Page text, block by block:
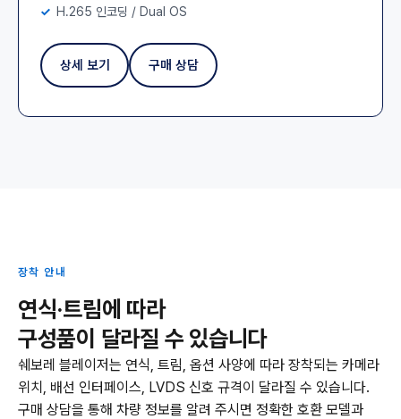
H.265 인코딩 / Dual OS
상세 보기 구매 상담
장착 안내
연식·트림에 따라
구성품이 달라질 수 있습니다
쉐보레 블레이저는 연식, 트림, 옵션 사양에 따라 장착되는 카메라
위치, 배선 인터페이스, LVDS 신호 규격이 달라질 수 있습니다.
구매 상담을 통해 차량 정보를 알려 주시면 정확한 호환 모델과